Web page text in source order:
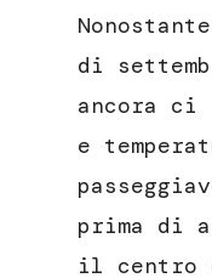
di
ancora
e
prima di
il centro